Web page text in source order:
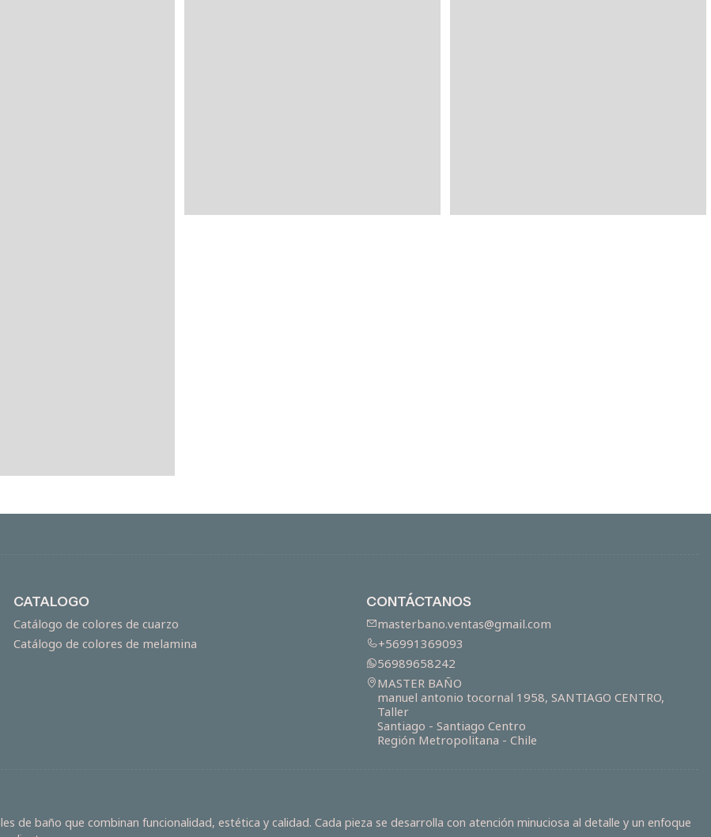
CATALOGO
Catálogo de colores de cuarzo
Catálogo de colores de melamina
CONTÁCTANOS
masterbano.ventas@gmail.com
+56991369093
56989658242
MASTER BAÑO
manuel antonio tocornal 1958, SANTIAGO CENTRO,
Taller
Santiago - Santiago Centro
Región Metropolitana - Chile
de baño que combinan funcionalidad, estética y calidad. Cada pieza se desarrolla con atención minuciosa al detalle y un enfoque